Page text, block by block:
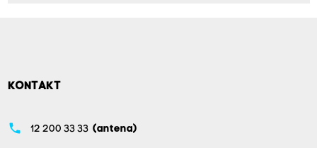
KONTAKT
phone 12 200 33 33 (antena)